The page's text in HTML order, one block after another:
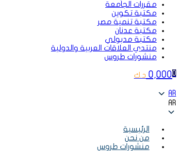
مقررات الجامعة
مكتبة تكوين
مكتبة تنمية مصر
مكتبة عدنان
مكتبة مدبولي
منتدي العلاقات العربية والدولية
منشورات طروس
0
0,000 د.ك
AR
AR
الرئيسية
من نحن
منشورات طروس